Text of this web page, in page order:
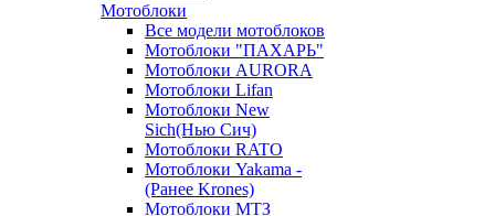
Мотоблоки
Все модели мотоблоков
Мотоблоки "ПАХАРЬ"
Мотоблоки AURORA
Мотоблоки Lifan
Мотоблоки New
Sich(Нью Сич)
Мотоблоки RATO
Мотоблоки Yakama -
(Ранее Krones)
Мотоблоки МТЗ